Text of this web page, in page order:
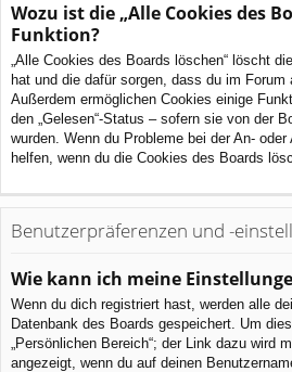
Wozu ist die „Alle Cookies des
Funktion?
„Alle Cookies des Boards löschen“ löscht
hat und die dafür sorgen, dass du im Forum
Außerdem ermöglichen Cookies einige
den „Gelesen“-Status – sofern sie von der
wurden. Wenn du Probleme bei der An-
helfen, wenn du die Cookies des Boards
Benutzerpräferenzen und -
Wie kann ich meine
Wenn du dich registriert hast, werden alle
Datenbank des Boards gespeichert. Um
„Persönlichen Bereich“; der Link dazu wird
angezeigt, wenn du auf deinen